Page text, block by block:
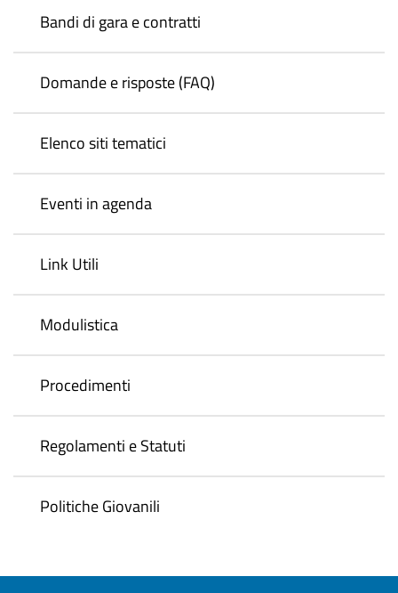
Bandi di gara e contratti
Domande e risposte (FAQ)
Elenco siti tematici
Eventi in agenda
Link Utili
Modulistica
Procedimenti
Regolamenti e Statuti
Politiche Giovanili